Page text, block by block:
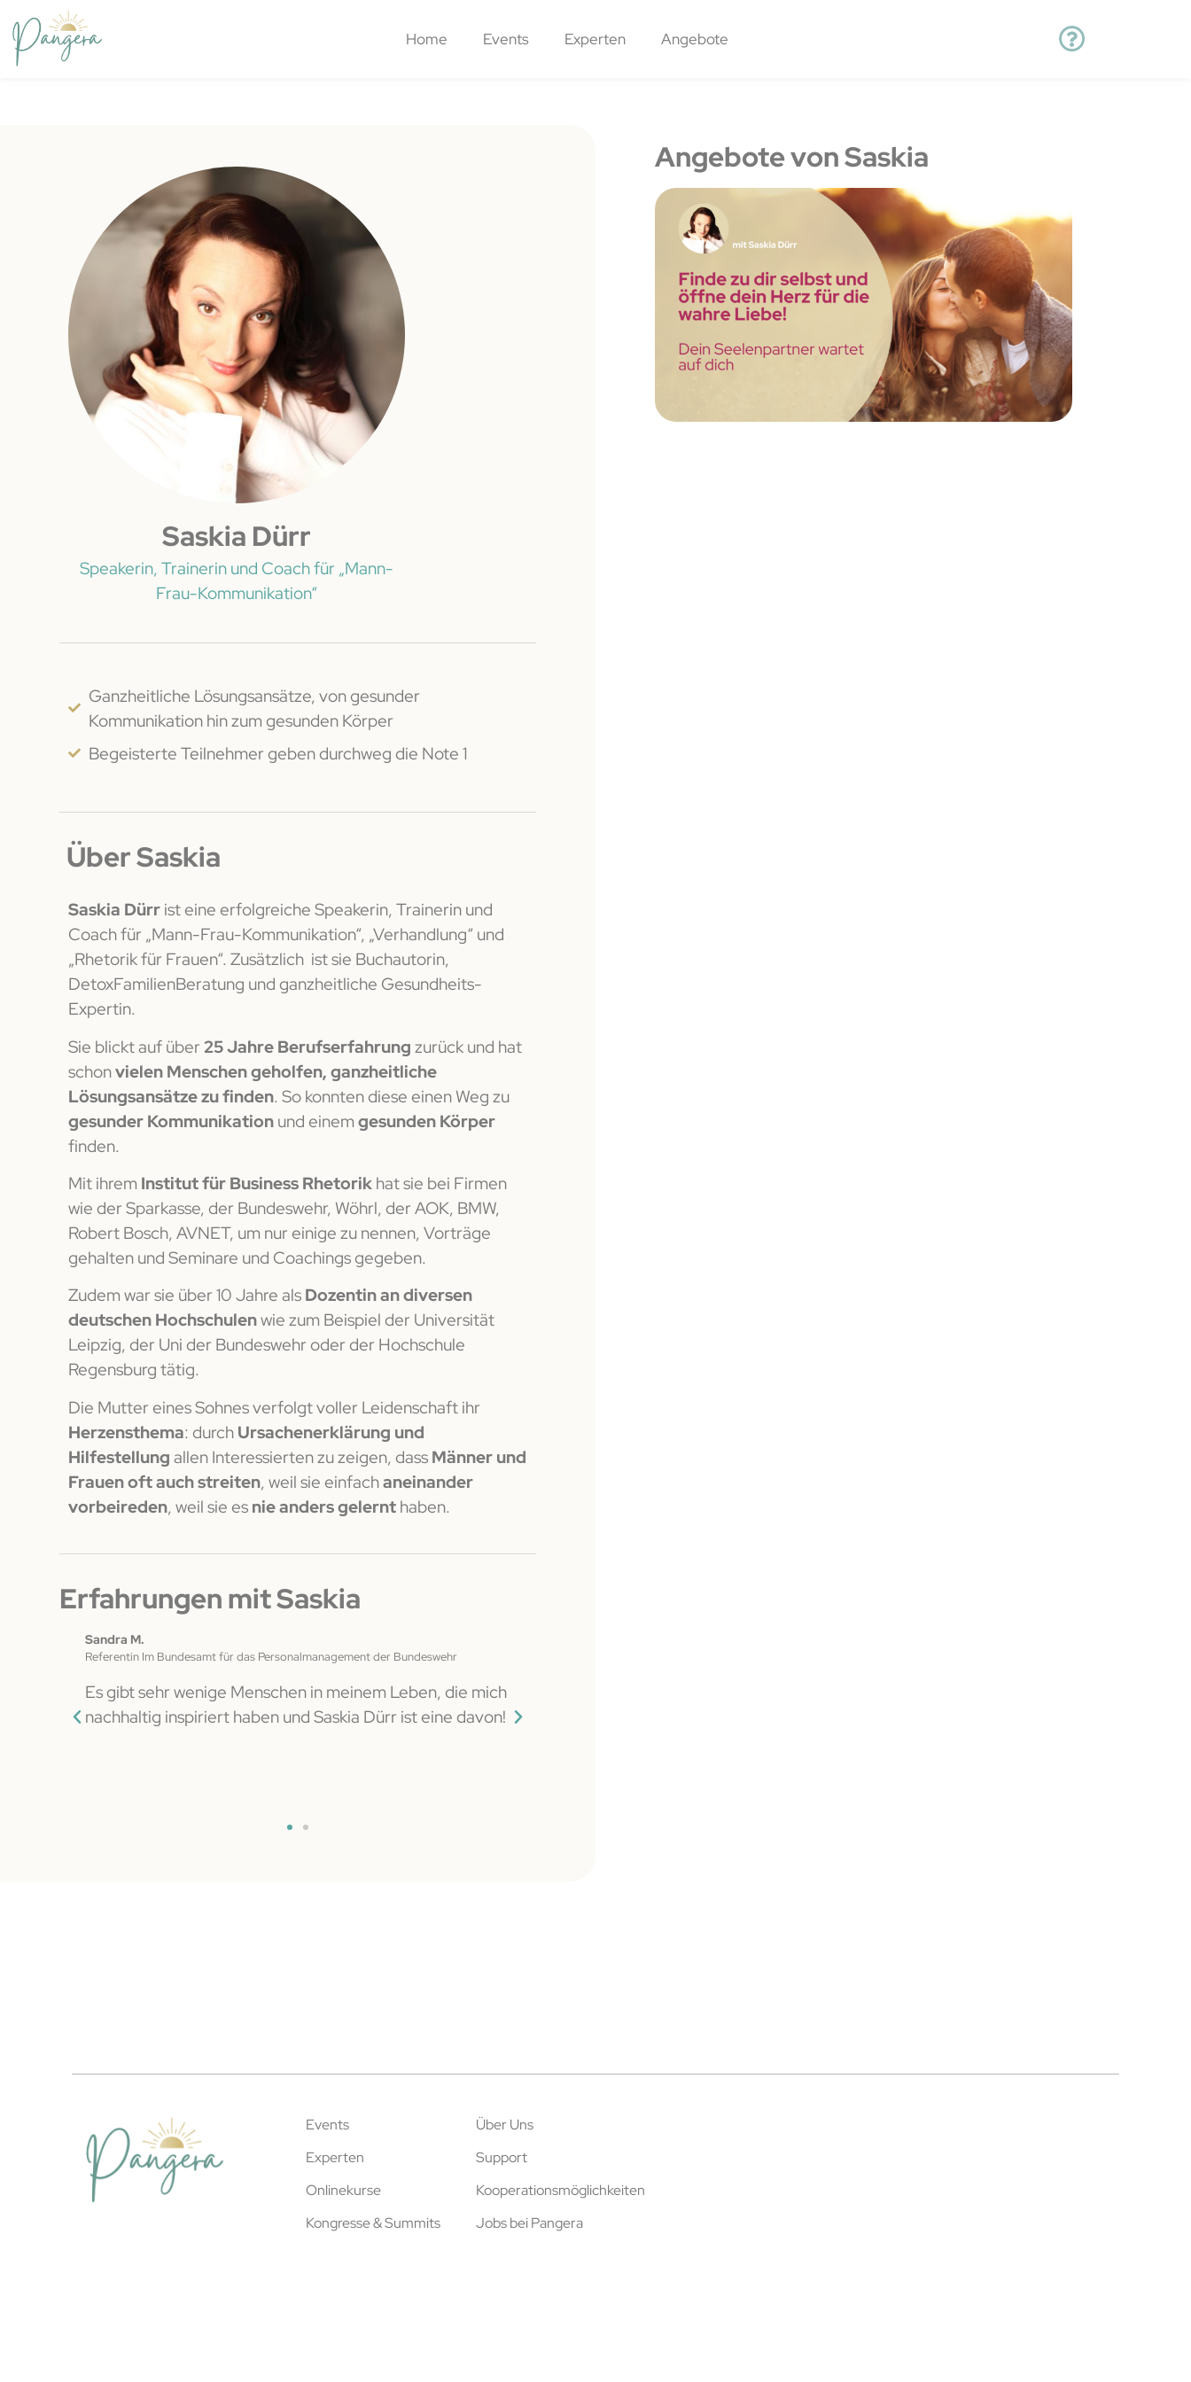
Home Events Experten Angebote
Saskia Dürr
Speakerin, Trainerin und Coach für „Mann-
Frau-Kommunikation“
Ganzheitliche Lösungsansätze, von gesunder
Kommunikation hin zum gesunden Körper
Begeisterte Teilnehmer geben durchweg die Note 1
Über Saskia
Saskia Dürrist eine erfolgreiche Speakerin, Trainerin und
Coach für „Mann-Frau-Kommunikation“, „Verhandlung“ und
„Rhetorik für Frauen“. Zusätzlich ist sie Buchautorin,
DetoxFamilienBeratung und ganzheitliche Gesundheits-
Expertin.
Sie blickt auf über25 Jahre Berufserfahrungzurück und hat
schonvielen Menschen geholfen, ganzheitliche
Lösungsansätze zu finden. So konnten diese einen Weg zu
gesunder Kommunikationund einemgesunden Körper
finden.
Mit ihrem Institut für Business Rhetorikhat sie bei Firmen
wie der Sparkasse, der Bundeswehr, Wöhrl, der AOK, BMW,
Robert Bosch, AVNET, um nur einige zu nennen, Vorträge
gehalten und Seminare und Coachings gegeben.
Zudem war sie über 10 Jahre alsDozentin an diversen
deutschen Hochschulenwie zum Beispiel der Universität
Leipzig, der Uni der Bundeswehr oder der Hochschule
Regensburg tätig.
Die Mutter eines Sohnes verfolgt voller Leidenschaft ihr
Herzensthema:durchUrsachenerklärung und
Hilfestellungallen Interessierten zu zeigen, dassMänner und
Frauen oft auch streiten, weil sie einfachaneinander
vorbeireden, weil sie esnie anders gelernthaben.
Erfahrungen mit Saskia
Sandra M.
Referentin Im Bundesamt für das Personalmanagement der Bundeswehr
Es gibt sehr wenige Menschen in meinem Leben, die mich
nachhaltig inspiriert haben und Saskia Dürr ist eine davon!
sofort Beispiele aus meinem Leben ein und es hat meine
Angebote von Saskia
Events
Experten
Onlinekurse
Kongresse & Summits
Über Uns
Support
Kooperationsmöglichkeiten
Jobs bei Pangera